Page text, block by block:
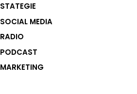
STATEGIE
SOCIAL MEDIA
RADIO
PODCAST
MARKETING